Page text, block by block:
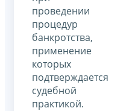
проведении
процедур
банкротства,
применение
которых
подтверждается
судебной
практикой.